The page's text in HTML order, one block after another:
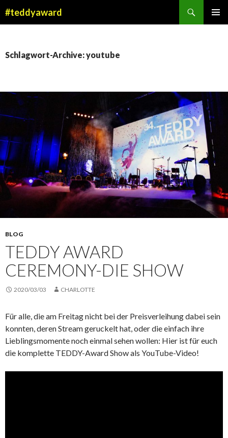
#teddyaward
Schlagwort-Archive: youtube
BLOG
TEDDY AWARD
CEREMONY-DIE SHOW
2020/03/03 CHARLOTTE
Für alle, die am Freitag nicht bei der Preisverleihung dabei sein
konnten, deren Stream geruckelt hat, oder die einfach ihre
Lieblingsmomente noch einmal sehen wollen: Hier ist für euch
die komplette TEDDY-Award Show als YouTube-Video!